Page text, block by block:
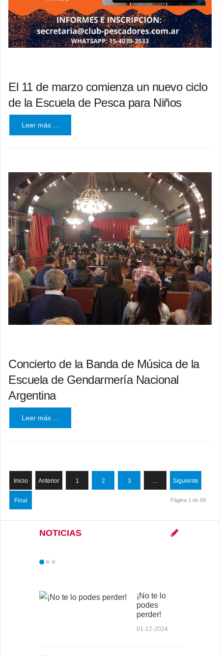
El 11 de marzo comienza un nuevo ciclo
de la Escuela de Pesca para Niños
Leer más ...
Concierto de la Banda de Música de la
Escuela de Gendarmería Nacional
Argentina
Leer más ...
Inicio Anterior 1 2 3 … Siguiente
Final Página 1 de 59
NOTICIAS
¡No te lo
podes
perder!
01-12-2024